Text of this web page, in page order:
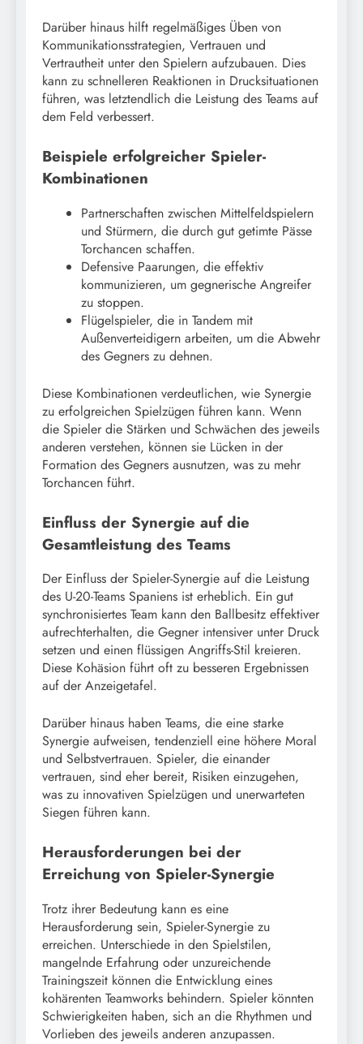
Darüber hinaus hilft regelmäßiges Üben von
Kommunikationsstrategien, Vertrauen und
Vertrautheit unter den Spielern aufzubauen. Dies
kann zu schnelleren Reaktionen in Drucksituationen
führen, was letztendlich die Leistung des Teams auf
dem Feld verbessert.
Beispiele erfolgreicher Spieler-
Kombinationen
Partnerschaften zwischen Mittelfeldspielern
und Stürmern, die durch gut getimte Pässe
Torchancen schaffen.
Defensive Paarungen, die effektiv
kommunizieren, um gegnerische Angreifer
zu stoppen.
Flügelspieler, die in Tandem mit
Außenverteidigern arbeiten, um die Abwehr
des Gegners zu dehnen.
Diese Kombinationen verdeutlichen, wie Synergie
zu erfolgreichen Spielzügen führen kann. Wenn
die Spieler die Stärken und Schwächen des jeweils
anderen verstehen, können sie Lücken in der
Formation des Gegners ausnutzen, was zu mehr
Torchancen führt.
Einfluss der Synergie auf die
Gesamtleistung des Teams
Der Einfluss der Spieler-Synergie auf die Leistung
des U-20-Teams Spaniens ist erheblich. Ein gut
synchronisiertes Team kann den Ballbesitz effektiver
aufrechterhalten, die Gegner intensiver unter Druck
setzen und einen flüssigen Angriffs-Stil kreieren.
Diese Kohäsion führt oft zu besseren Ergebnissen
auf der Anzeigetafel.
Darüber hinaus haben Teams, die eine starke
Synergie aufweisen, tendenziell eine höhere Moral
und Selbstvertrauen. Spieler, die einander
vertrauen, sind eher bereit, Risiken einzugehen,
was zu innovativen Spielzügen und unerwarteten
Siegen führen kann.
Herausforderungen bei der
Erreichung von Spieler-Synergie
Trotz ihrer Bedeutung kann es eine
Herausforderung sein, Spieler-Synergie zu
erreichen. Unterschiede in den Spielstilen,
mangelnde Erfahrung oder unzureichende
Trainingszeit können die Entwicklung eines
kohärenten Teamworks behindern. Spieler könnten
Schwierigkeiten haben, sich an die Rhythmen und
Vorlieben des jeweils anderen anzupassen.